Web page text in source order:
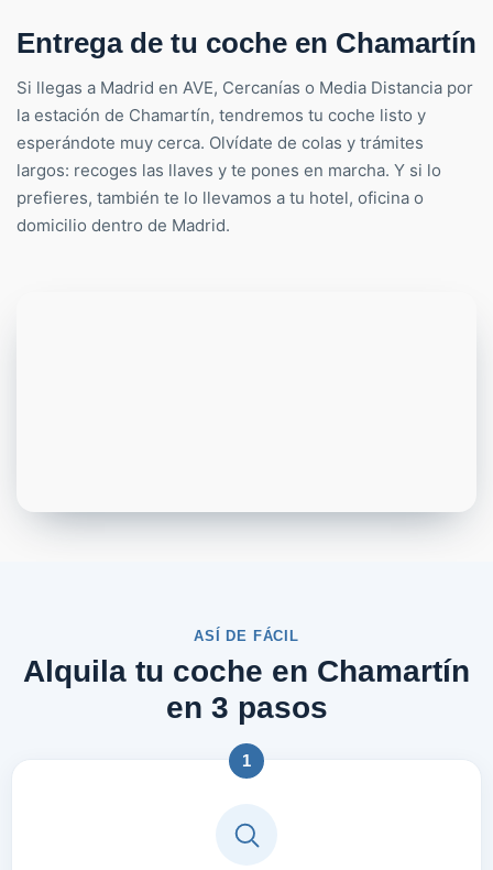
Entrega de tu coche en Chamartín
Si llegas a Madrid en AVE, Cercanías o Media Distancia por
la estación de Chamartín, tendremos tu coche listo y
esperándote muy cerca. Olvídate de colas y trámites
largos: recoges las llaves y te pones en marcha. Y si lo
prefieres, también te lo llevamos a tu hotel, oficina o
domicilio dentro de Madrid.
ASÍ DE FÁCIL
Alquila tu coche en Chamartín
en 3 pasos
1